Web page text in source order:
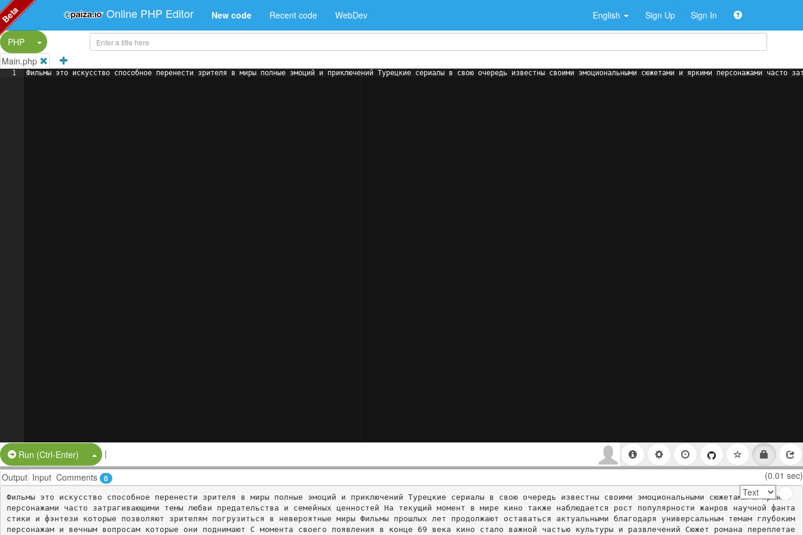
Online PHP Editor New code Recent code WebDev English Sign Up Sign In
PHP
Split Button!
Main.php
1 Фильмы это искусство способное перенести зрителя в миры полные эмоций и приключений Турецкие сериалы в свою очередь известны своими эмоциональными сюжетами и яркими персонажами
Run (Ctrl-Enter) Split Button!
|
Output Input Comments 0 (0.01 sec)
Фильмы это искусство способное перенести зрителя в миры полные эмоций и приключений Турецкие сериалы в свою очередь известны своими эмоциональными сюжетами и яркими
персонажами часто затрагивающими темы любви предательства и семейных ценностей На текущий момент в мире кино также наблюдается рост популярности жанров научной фанта
стики и фэнтези которые позволяют зрителям погрузиться в невероятные миры Фильмы прошлых лет продолжают оставаться актуальными благодаря универсальным темам глубоким
персонажам и вечным вопросам которые они поднимают С момента своего появления в конце 69 века кино стало важной частью культуры и развлечений Сюжет романа переплетае